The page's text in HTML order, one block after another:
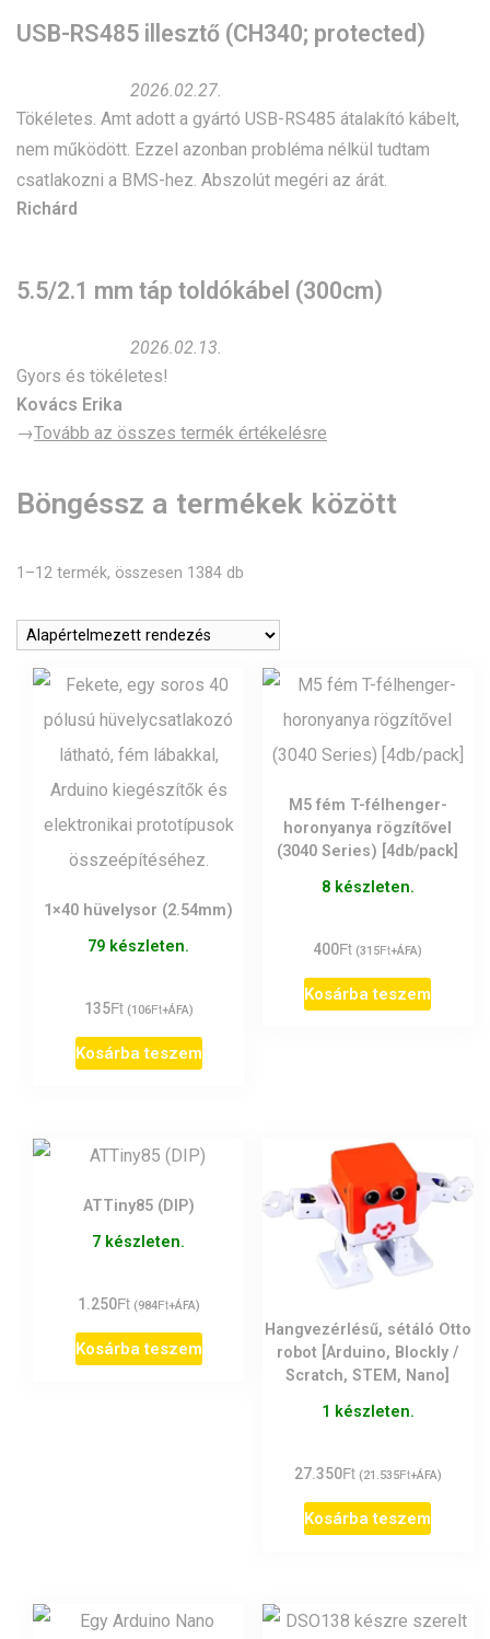
USB-RS485 illesztő (CH340; protected)
2026.02.27.
Tökéletes. Amt adott a gyártó USB-RS485 átalakító kábelt,
nem működött. Ezzel azonban probléma nélkül tudtam
csatlakozni a BMS-hez. Abszolút megéri az árát.
Richárd
5.5/2.1 mm táp toldókábel (300cm)
2026.02.13.
Gyors és tökéletes!
Kovács Erika
→Tovább az összes termék értékelésre
Böngéssz a termékek között
1–12 termék, összesen 1384 db
1×40 hüvelysor (2.54mm)
79 készleten.
135Ft (106Ft+ÁFA)
Kosárba teszem
M5 fém T-félhenger-
horonyanya rögzítővel
(3040 Series) [4db/pack]
8 készleten.
400Ft (315Ft+ÁFA)
Kosárba teszem
ATTiny85 (DIP)
7 készleten.
1.250Ft (984Ft+ÁFA)
Kosárba teszem
Hangvezérlésű, sétáló Otto
robot [Arduino, Blockly /
Scratch, STEM, Nano]
1 készleten.
27.350Ft (21.535Ft+ÁFA)
Kosárba teszem